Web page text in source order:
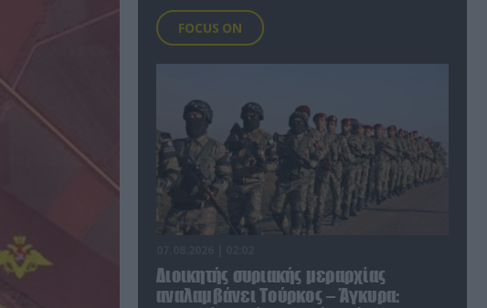
FOCUS ON
Διοικητής συριακής μεραρχίας
αναλαμβάνει Τούρκος – Άγκυρα: